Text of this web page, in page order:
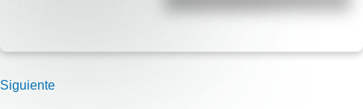
Siguiente